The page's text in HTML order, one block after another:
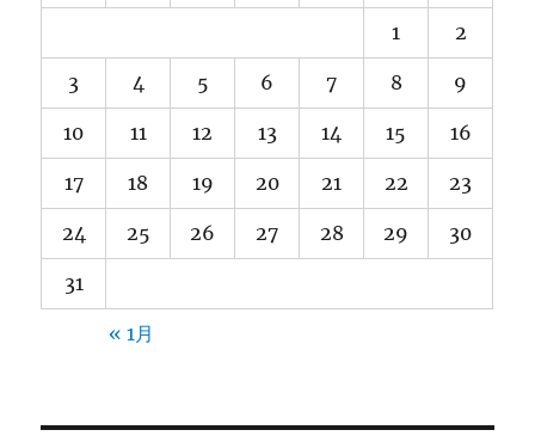
1 2
3 4 5 6 7 8 9
10 11 12 13 14 15 16
17 18 19 20 21 22 23
24 25 26 27 28 29 30
31
« 1月